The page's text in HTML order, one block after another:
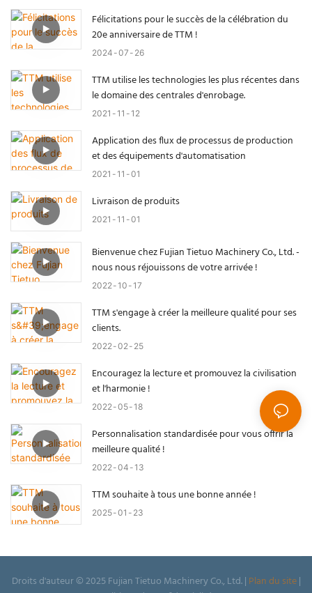
Félicitations pour le succès de la célébration du
20e anniversaire de TTM !
2024 07 26
TTM utilise les technologies les plus récentes dans
le domaine des centrales d'enrobage.
2021 11 12
Application des flux de processus de production
et des équipements d'automatisation
2021 11 01
Livraison de produits
2021 11 01
Bienvenue chez Fujian Tietuo Machinery Co., Ltd. -
nous nous réjouissons de votre arrivée !
2022 10 17
TTM s'engage à créer la meilleure qualité pour ses
clients.
2022 02 25
Encouragez la lecture et promouvez la civilisation
et l'harmonie !
2022 05 18
Personnalisation standardisée pour vous offrir la
meilleure qualité !
2022 04 13
TTM souhaite à tous une bonne année !
2025 01 23
Droits d'auteur © 2025 Fujian Tietuo Machinery Co., Ltd. | Plan du site|